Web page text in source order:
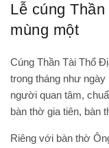
Lễ cúng
mùng một
Cúng Thần Tài Thổ
trong tháng như
người quan tâm,
bàn thờ gia tiên, bàn
Riêng với bàn thờ